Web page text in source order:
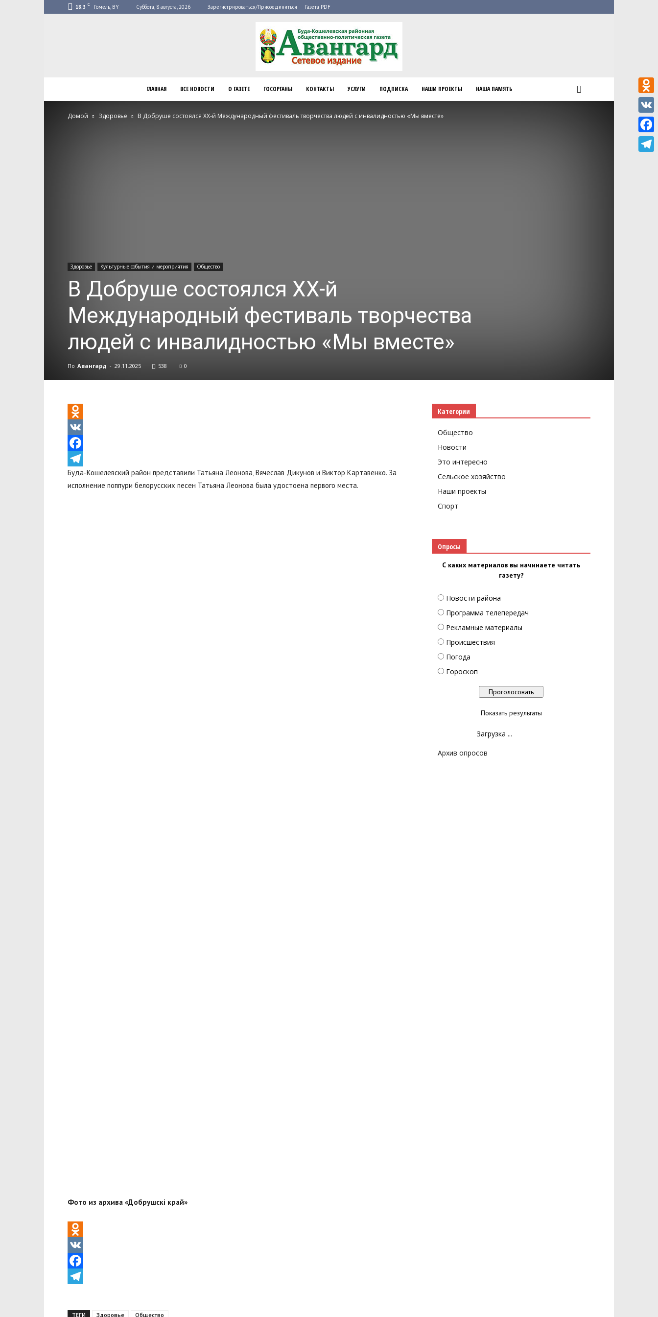
18.3 C Гомель, BY Суббота, 8 августа, 2026 Зарегистрироваться/Присоединиться Газета PDF
Буда-
Погода
Кошелево
ГЛАВНАЯ ВСЕ НОВОСТИ О ГАЗЕТЕ ГОСОРГАНЫ КОНТАКТЫ УСЛУГИ ПОДПИСКА НАШИ ПРОЕКТЫ НАША ПАМЯТЬ
Домой Здоровье В Добруше состоялся XX-й Международный фестиваль творчества людей с инвалидностью «Мы вместе»
Здоровье Культурные события и мероприятия Общество
В Добруше состоялся XX-й
Международный фестиваль творчества
людей с инвалидностью «Мы вместе»
По Авангард - 29.11.2025 538 0
Odnoklassniki
VK
Facebook
Telegram
Буда-Кошелевский район представили Татьяна Леонова, Вячеслав Дикунов и Виктор Картавенко. За
исполнение поппури белорусских песен Татьяна Леонова была удостоена первого места.
Фото из архива «Добрушскi край»
Odnoklassniki
VK
Facebook
ТЕГИ Здоровье Общество
Категории
Общество
Новости
Это интересно
Сельское хозяйство
Наши проекты
Спорт
Опросы
С каких материалов вы начинаете читать
газету?
Новости района
Программа телепередач
Рекламные материалы
Происшествия
Погода
Гороскоп
Показать результаты
Загрузка ...
Архив опросов
VK